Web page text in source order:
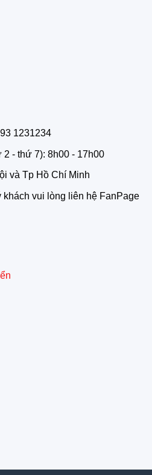
1231234
- thứ 7): 8h00 - 17h00
và Tp Hồ Chí Minh
vui lòng liên hệ FanPage